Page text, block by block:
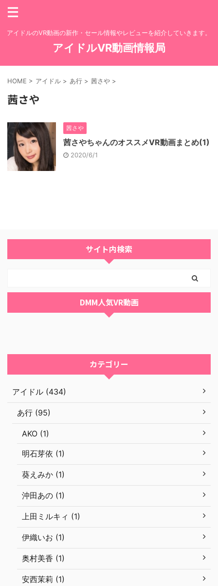
アイドルのVR動画の新作・セール情報やレビューを紹介していきます。
アイドルVR動画情報局
HOME > アイドル > あ行 > 茜さや >
茜さや
茜さや
茜さやちゃんのオススメVR動画まとめ(1)
2020/6/1
サイト内検索
DMM人気VR動画
カテゴリー
アイドル (434)
あ行 (95)
AKO (1)
明石芽依 (1)
葵えみか (1)
沖田あの (1)
上田ミルキィ (1)
伊織いお (1)
奥村美香 (1)
安西茉莉 (1)